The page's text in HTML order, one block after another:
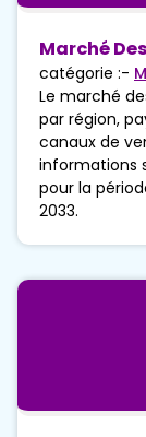
Marché
catégorie :-
Le marché
par région,
canaux de
informations
pour la
2033.